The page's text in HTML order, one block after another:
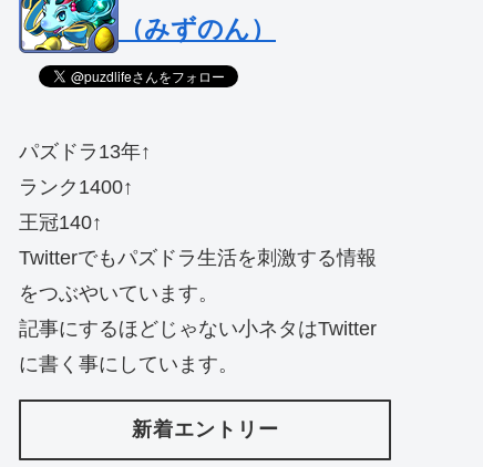
（みずのん）
パズドラ13年↑
ランク1400↑
王冠140↑
Twitterでもパズドラ生活を刺激する情報
をつぶやいています。
記事にするほどじゃない小ネタはTwitter
に書く事にしています。
新着エントリー